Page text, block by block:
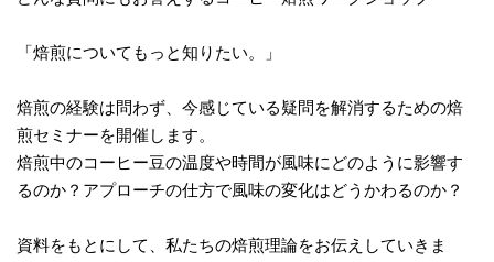
「焙煎についてもっと知りたい。」
焙煎の経験は問わず、今感じている疑問を解消するための焙
煎セミナーを開催します。
焙煎中のコーヒー豆の温度や時間が風味にどのように影響す
るのか？アプローチの仕方で風味の変化はどうかわるのか？
資料をもとにして、私たちの焙煎理論をお伝えしていきま